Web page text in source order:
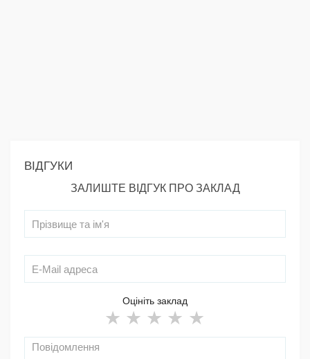
ВІДГУКИ
ЗАЛИШТЕ ВІДГУК ПРО ЗАКЛАД
Оцініть заклад